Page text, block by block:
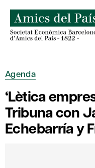
contenido
Agenda
‘Lètica
Tribuna con
Echebarría y